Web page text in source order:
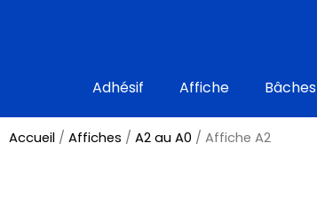
Adhésif Affiche Bâches
Accueil / Affiches / A2 au A0 / Affiche A2